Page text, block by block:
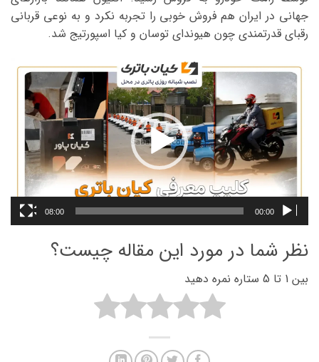
جهانی در ایران هم فروش خوبی را تجربه نکرد و به نوعی قربانی
رقبای قدرتمندی چون هیوندای توسان و کیا اسپورتیج شد.
نمایشگر
ویدیو
00:00
08:00
نظر شما در مورد این مقاله چیست؟
بین 1 تا 5 ستاره نمره دهید